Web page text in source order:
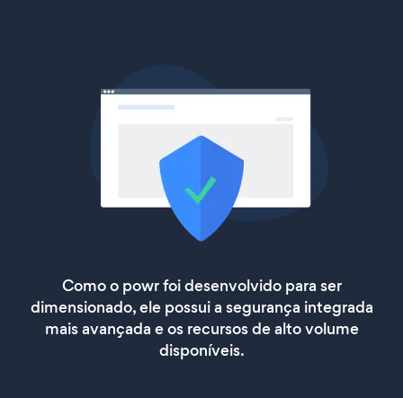
Como o powr foi desenvolvido para ser
dimensionado, ele possui a segurança integrada
mais avançada e os recursos de alto volume
disponíveis.